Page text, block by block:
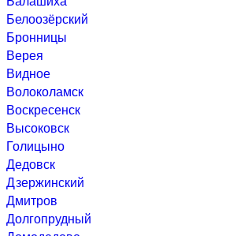
Белоозёрский
Бронницы
Верея
Видное
Волоколамск
Воскресенск
Высоковск
Голицыно
Дедовск
Дзержинский
Дмитров
Долгопрудный